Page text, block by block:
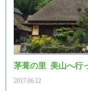
茅葺の里 美山へ行
2017.06.12